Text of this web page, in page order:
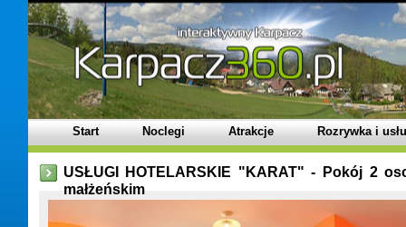
Start Noclegi Atrakcje Rozrywka i
USŁUGI HOTELARSKIE "KARAT" - Pokój 2
małżeńskim